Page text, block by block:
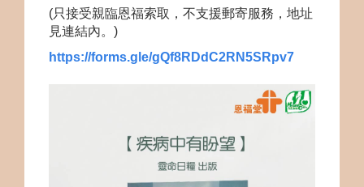
(只接受親臨恩福索取，不支援郵寄服務，地址
見連結內。)
https://forms.gle/gQf8RDdC2RN5SRpv7